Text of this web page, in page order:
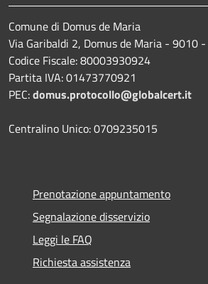
Comune di Domus de Maria
Via Garibaldi 2, Domus de Maria - 9010
Codice Fiscale: 80003930924
Partita IVA: 01473770921
PEC:domus.protocollo@globalcert.it
Centralino Unico: 0709235015
Prenotazione appuntamento
Segnalazione disservizio
Leggi le FAQ
Richiesta assistenza